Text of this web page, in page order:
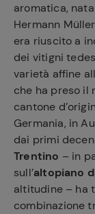
aromatica,
Hermann
era riuscito a
dei vitigni
varietà affine
che ha preso il
cantone
Germania, in
dai primi
Trentino – in
sull’altopiano
altitudine – ha
combinazione